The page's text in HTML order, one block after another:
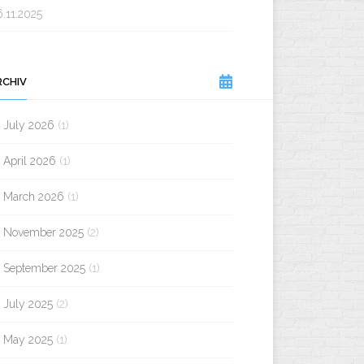
July 2026 (1)
April 2026 (1)
March 2026 (1)
November 2025 (2)
September 2025 (1)
July 2025 (2)
May 2025 (1)